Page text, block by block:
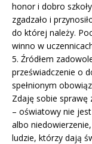
honor i dobro
zgadzało i
do której należy.
winno w
5. Źródłem
przeświadczenie o
spełnionym
Zdaję sobie sprawę
– oświatowy nie
albo
ludzie, którzy dają